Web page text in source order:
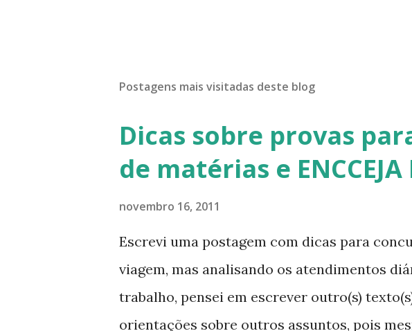
Postagens mais visitadas deste blog
Dicas sobre provas
de matérias e ENCCEJA
novembro 16, 2011
Escrevi uma postagem com dicas para
viagem, mas analisando os atendimentos
trabalho, pensei em escrever outro(s)
orientações sobre outros assuntos, pois